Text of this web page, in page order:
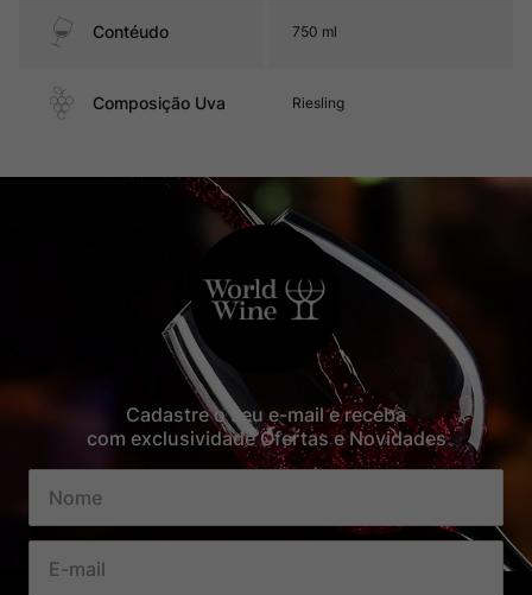
Contéudo 750 ml
Composição Uva Riesling
Cadastre o seu e-mail e receba
com exclusividade Ofertas e Novidades